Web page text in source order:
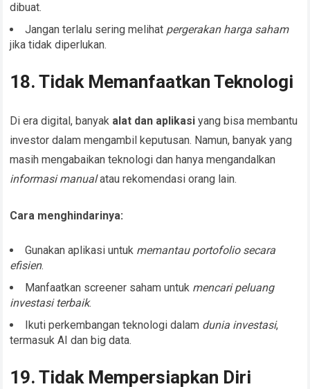
dibuat.
Jangan terlalu sering melihat pergerakan harga saham
jika tidak diperlukan.
18. Tidak Memanfaatkan Teknologi
Di era digital, banyak alat dan aplikasi yang bisa membantu
investor dalam mengambil keputusan. Namun, banyak yang
masih mengabaikan teknologi dan hanya mengandalkan
informasi manualatau rekomendasi orang lain.
Cara menghindarinya:
Gunakan aplikasi untuk memantau portofolio secara
efisien.
Manfaatkan screener saham untuk mencari peluang
investasi terbaik.
Ikuti perkembangan teknologi dalam dunia investasi,
termasuk AI dan big data.
19. Tidak Mempersiapkan Diri